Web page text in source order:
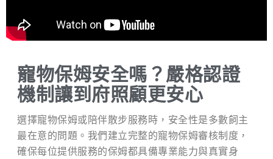
寵物保姆安全嗎？嚴格認證
機制讓到府照顧更安心
選擇寵物保姆或陪伴散步服務時，安全性是多數飼主
最在意的問題。我們建立完整的寵物保姆審核制度，
確保每位提供服務的保姆都具備專業能力與真實身